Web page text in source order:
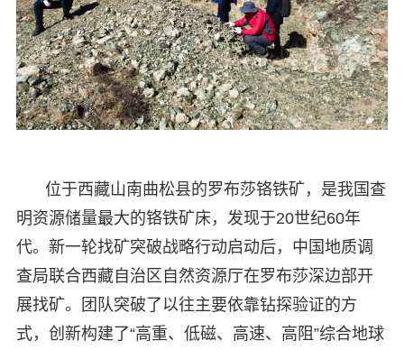
位于西藏山南曲松县的罗布莎铬铁矿，是我国查
明资源储量最大的铬铁矿床，发现于20世纪60年
代。新一轮找矿突破战略行动启动后，中国地质调
查局联合西藏自治区自然资源厅在罗布莎深边部开
展找矿。团队突破了以往主要依靠钻探验证的方
式，创新构建了“高重、低磁、高速、高阻”综合地球